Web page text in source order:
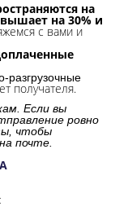
на
на 30% и
с вами и
разгрузочные
получателя.
Если вы
ровно
чтобы
почте.